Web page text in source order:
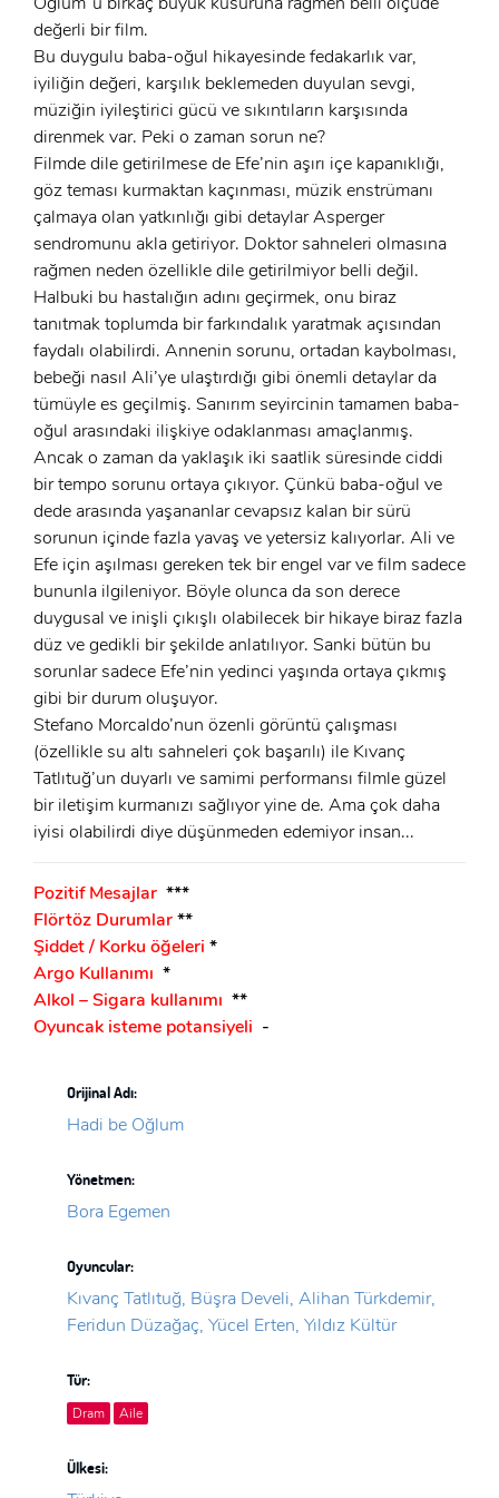
GIRIŞ YAP
E-Posta:
Şifre:
Beni Hatırla Şifremi Unuttum ?
GIRIŞ
E-Posta:
Şifre:
ÜYE OL
GIRIŞ
değerli bir film.
Bu duygulu baba-oğul hikayesinde fedakarlık var,
iyiliğin değeri, karşılık beklemeden duyulan sevgi,
müziğin iyileştirici gücü ve sıkıntıların karşısında
direnmek var. Peki o zaman sorun ne?
Filmde dile getirilmese de Efe’nin aşırı içe kapanıklığı,
göz teması kurmaktan kaçınması, müzik enstrümanı
çalmaya olan yatkınlığı gibi detaylar Asperger
sendromunu akla getiriyor. Doktor sahneleri olmasına
rağmen neden özellikle dile getirilmiyor belli değil.
Halbuki bu hastalığın adını geçirmek, onu biraz
tanıtmak toplumda bir farkındalık yaratmak açısından
faydalı olabilirdi. Annenin sorunu, ortadan kaybolması,
bebeği nasıl Ali’ye ulaştırdığı gibi önemli detaylar da
tümüyle es geçilmiş. Sanırım seyircinin tamamen baba-
oğul arasındaki ilişkiye odaklanması amaçlanmış.
Ancak o zaman da yaklaşık iki saatlik süresinde ciddi
bir tempo sorunu ortaya çıkıyor. Çünkü baba-oğul ve
dede arasında yaşananlar cevapsız kalan bir sürü
sorunun içinde fazla yavaş ve yetersiz kalıyorlar. Ali ve
Efe için aşılması gereken tek bir engel var ve film sadece
bununla ilgileniyor. Böyle olunca da son derece
duygusal ve inişli çıkışlı olabilecek bir hikaye biraz fazla
düz ve gedikli bir şekilde anlatılıyor. Sanki bütün bu
sorunlar sadece Efe’nin yedinci yaşında ortaya çıkmış
gibi bir durum oluşuyor.
Stefano Morcaldo’nun özenli görüntü çalışması
(özellikle su altı sahneleri çok başarılı) ile Kıvanç
Tatlıtuğ’un duyarlı ve samimi performansı filmle güzel
bir iletişim kurmanızı sağlıyor yine de. Ama çok daha
iyisi olabilirdi diye düşünmeden edemiyor insan...
Pozitif Mesajlar ***
Flörtöz Durumlar**
Şiddet / Korku öğeleri *
Argo Kullanımı *
Alkol – Sigara kullanımı **
Oyuncak isteme potansiyeli -
Orijinal Adı:
Hadi be Oğlum
Yönetmen:
Bora Egemen
Oyuncular:
Kıvanç Tatlıtuğ, Büşra Develi, Alihan Türkdemir,
Feridun Düzağaç, Yücel Erten, Yıldız Kültür
Tür:
Dram Aile
Ülkesi: